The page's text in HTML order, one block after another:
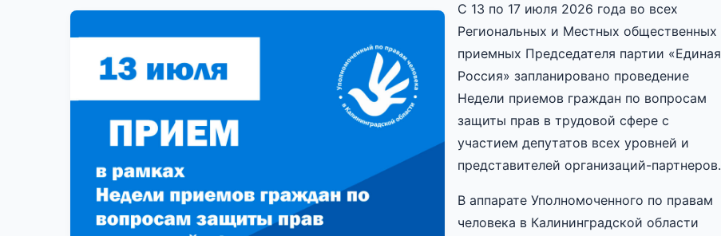
С 13 по 17 июля 2026 года во всех
Региональных и Местных общественных
приемных Председателя партии «Единая
Россия» запланировано проведение
Недели приемов граждан по вопросам
защиты прав в трудовой сфере с
участием депутатов всех уровней и
представителей организаций-партнеров.
В аппарате Уполномоченного по правам
человека в Калининградской области